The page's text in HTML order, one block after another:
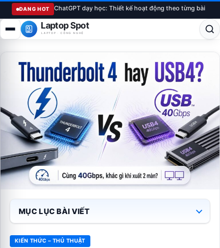
ĐANG HOT ChatGPT dạy học: Thiết kế hoạt động theo từng bài
Laptop Spot
LAPTOP · CÔNG NGHỆ
MỤC LỤC BÀI VIẾT
KIẾN THỨC – THỦ THUẬT